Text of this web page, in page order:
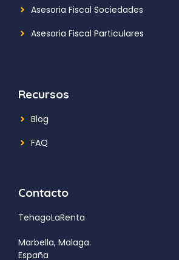
Asesoria Fiscal Sociedades
Asesoria Fiscal Particulares
Recursos
Blog
FAQ
Contacto
TehagoLaRenta
Marbella, Malaga.
España